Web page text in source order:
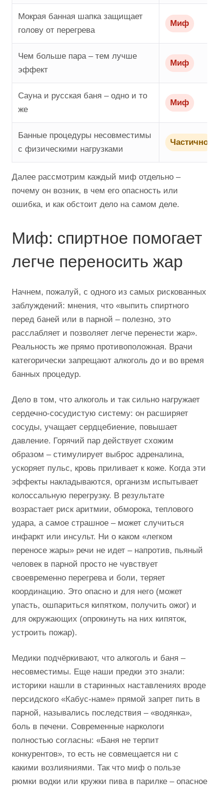
Мокрая банная шапка защищает
голову от перегрева
Миф
Чем больше пара – тем лучше
эффект
Миф
Сауна и русская баня – одно и то
же
Миф
Банные процедуры несовместимы
с физическими нагрузками
Частично
Далее рассмотрим каждый миф отдельно –
почему он возник, в чем его опасность или
ошибка, и как обстоит дело на самом деле.
Миф: спиртное помогает
легче переносить жар
Начнем, пожалуй, с одного из самых рискованных
заблуждений: мнения, что «выпить спиртного
перед баней или в парной – полезно, это
расслабляет и позволяет легче перенести жар».
Реальность же прямо противоположная. Врачи
категорически запрещают алкоголь до и во время
банных процедур.
Дело в том, что алкоголь и так сильно нагружает
сердечно-сосудистую систему: он расширяет
сосуды, учащает сердцебиение, повышает
давление. Горячий пар действует схожим
образом – стимулирует выброс адреналина,
ускоряет пульс, кровь приливает к коже. Когда эти
эффекты накладываются, организм испытывает
колоссальную перегрузку. В результате
возрастает риск аритмии, обморока, теплового
удара, а самое страшное – может случиться
инфаркт или инсульт. Ни о каком «легком
переносе жары» речи не идет – напротив, пьяный
человек в парной просто не чувствует
своевременно перегрева и боли, теряет
координацию. Это опасно и для него (может
упасть, ошпариться кипятком, получить ожог) и
для окружающих (опрокинуть на них кипяток,
устроить пожар).
Медики подчёркивают, что алкоголь и баня –
несовместимы. Еще наши предки это знали:
историки нашли в старинных наставлениях вроде
персидского «Кабус-наме» прямой запрет пить в
парной, назывались последствия – «водянка»,
боль в печени. Современные наркологи
полностью согласны: «Баня не терпит
конкурентов», то есть не совмещается ни с
какими возлияниями. Так что миф о пользе
рюмки водки или кружки пива в парилке – опасное